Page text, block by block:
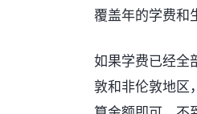
覆盖年的学费和
如果学费已经全
敦和非伦敦地区